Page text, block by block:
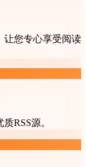
让您专心享受阅读
RSS源。